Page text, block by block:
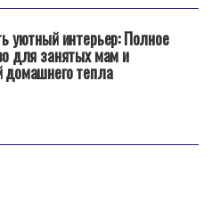
уютный интерьер: Полное
для занятых мам и
тепла